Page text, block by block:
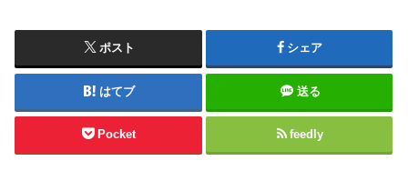
ポスト シェア
はてブ 送る
Pocket feedly